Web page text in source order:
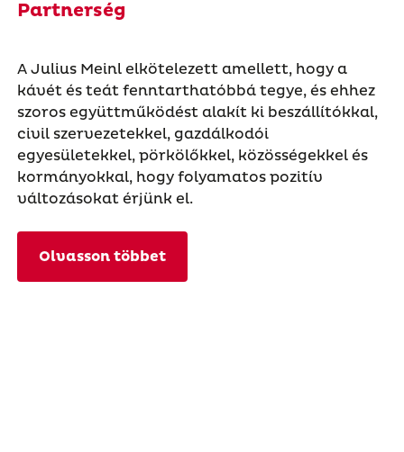
Partnerség
A Julius Meinl elkötelezett amellett, hogy a
kávét és teát fenntarthatóbbá tegye, és ehhez
szoros együttműködést alakít ki beszállítókkal,
civil szervezetekkel, gazdálkodói
egyesületekkel, pörkölőkkel, közösségekkel és
kormányokkal, hogy folyamatos pozitív
változásokat érjünk el.
Olvasson többet